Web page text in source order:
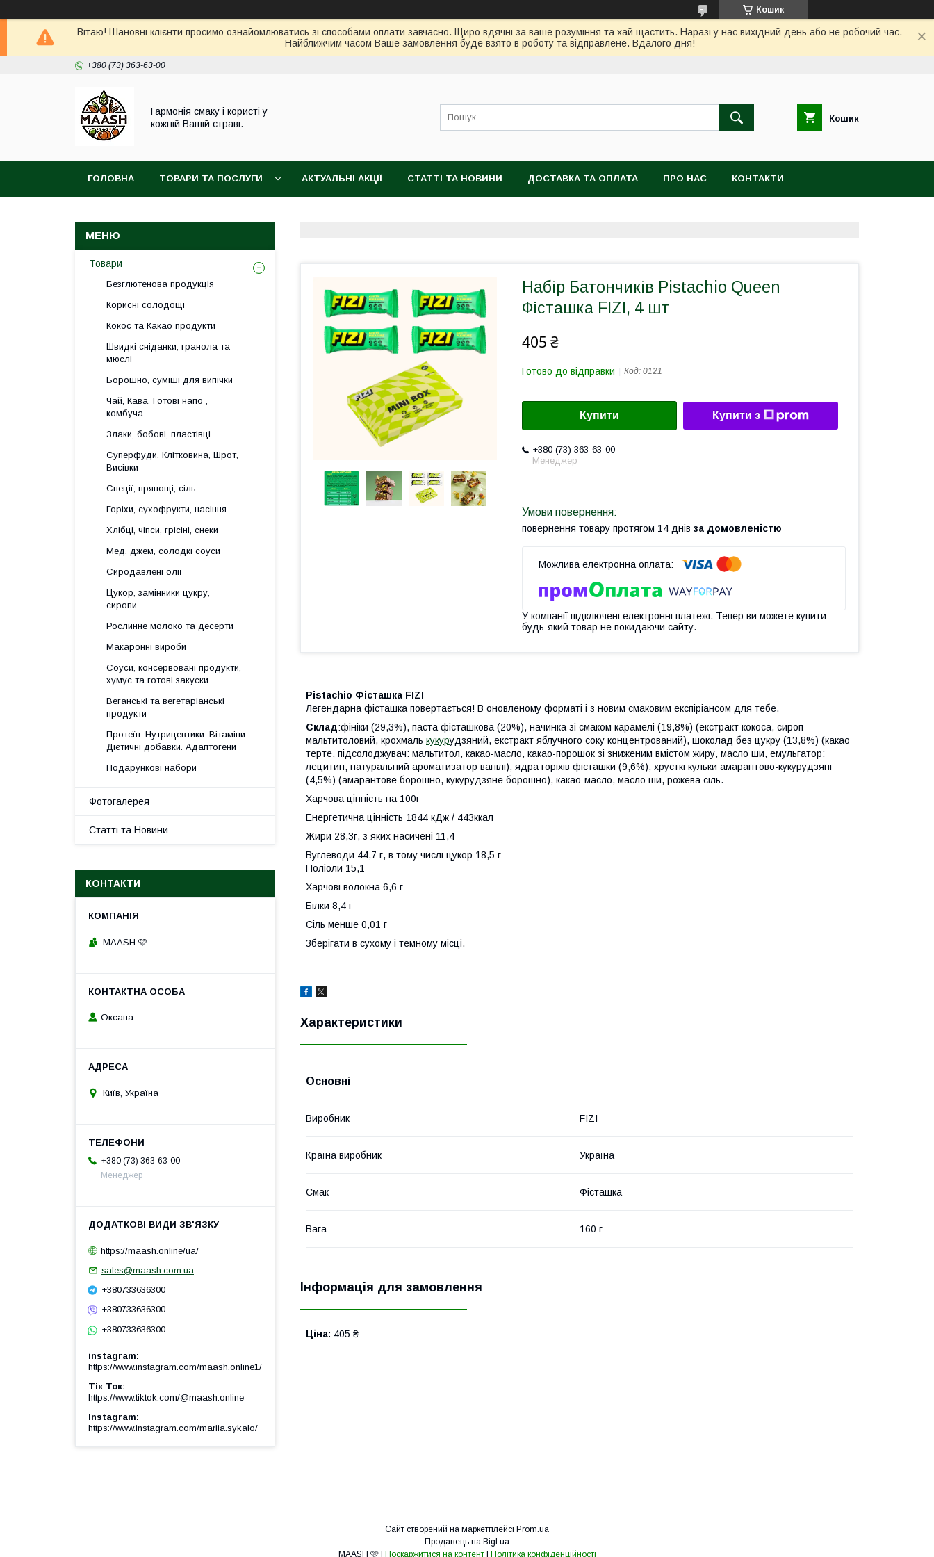
Кошик
Вітаю! Шановні клієнти просимо ознайомлюватись зі способами оплати завчасно. Щиро вдячні за ваше розуміння та хай щастить. Наразі у нас вихідний день або не робочий час.
Найближчим часом Ваше замовлення буде взято в роботу та відправлене. Вдалого дня!
+380 (73) 363-63-00
Гармонія смаку і користі у
кожній Вашій страві.
Кошик
ГОЛОВНА ТОВАРИ ТА ПОСЛУГИ АКТУАЛЬНІ АКЦІЇ СТАТТІ ТА НОВИНИ ДОСТАВКА ТА ОПЛАТА ПРО НАС КОНТАКТИ
Набір Батончиків Pistachio Queen
Фісташка FIZI, 4 шт
405 ₴
Готово до відправки Код: 0121
Купити Купити з
+380 (73) 363-63-00
Менеджер
повернення товару протягом 14 днів за домовленістю
У компанії підключені електронні платежі. Тепер ви можете купити
будь-який товар не покидаючи сайту.
Pistachio Фісташка FIZI
Легендарна фісташка повертається! В оновленому форматі і з новим смаковим експіріансом для тебе.
Склад:фініки (29,3%), паста фісташкова (20%), начинка зі смаком карамелі (19,8%) (екстракт кокоса, сироп
мальтитоловий, крохмаль кукурудзяний, екстракт яблучного соку концентрований), шоколад без цукру (13,8%) (какао
терте, підсолоджувач: мальтитол, какао-масло, какао-порошок зі зниженим вмістом жиру, масло ши, емульгатор:
лецитин, натуральний ароматизатор ванілі), ядра горіхів фісташки (9,6%), хрусткі кульки амарантово-кукурудзяні
(4,5%) (амарантове борошно, кукурудзяне борошно), какао-масло, масло ши, рожева сіль.
Харчова цінність на 100г
Енергетична цінність 1844 кДж / 443ккал
Жири 28,3г, з яких насичені 11,4
Вуглеводи 44,7 г, в тому числі цукор 18,5 г
Поліоли 15,1
Харчові волокна 6,6 г
Білки 8,4 г
Сіль менше 0,01 г
Зберігати в сухому і темному місці.
Характеристики
Основні
Виробник FIZI
Країна виробник Україна
Смак Фісташка
Вага 160 г
Інформація для замовлення
Ціна: 405 ₴
Товари
Безглютенова продукція
Корисні солодощі
Кокос та Какао продукти
Швидкі сніданки, гранола та
мюслі
Борошно, суміші для випічки
Чай, Кава, Готові напої,
комбуча
Злаки, бобові, пластівці
Суперфуди, Клітковина, Шрот,
Висівки
Спеції, прянощі, сіль
Горіхи, сухофрукти, насіння
Хлібці, чіпси, грісіні, снеки
Мед, джем, солодкі соуси
Сиродавлені олії
Цукор, замінники цукру,
сиропи
Рослинне молоко та десерти
Макаронні вироби
Соуси, консервовані продукти,
хумус та готові закуски
Веганські та вегетаріанські
продукти
Протеїн. Нутрицевтики. Вітаміни.
Дієтичні добавки. Адаптогени
Подарункові набори
Фотогалерея
Статті та Новини
КОНТАКТИ
MAASH 🩷
Оксана
Київ, Україна
+380 (73) 363-63-00
Менеджер
https://maash.online/ua/
sales@maash.com.ua
+380733636300
+380733636300
+380733636300
instagram
https://www.instagram.com/maash.online1/
Тік Ток
https://www.tiktok.com/@maash.online
instagram
https://www.instagram.com/mariia.sykalo/
Сайт створений на маркетплейсі Prom.ua
Продавець на Bigl.ua
MAASH 🩷 | Поскаржитися на контент | Політика конфіденційності